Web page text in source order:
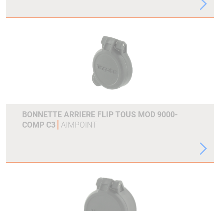
BONNETTE ARRIERE FLIP TOUS MOD 9000-
COMP C3
AIMPOINT